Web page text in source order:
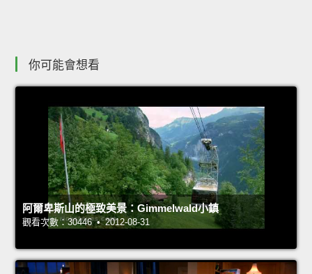
你可能會想看
阿爾卑斯山的極致美景：Gimmelwald小鎮
觀看次數：30446 • 2012-08-31